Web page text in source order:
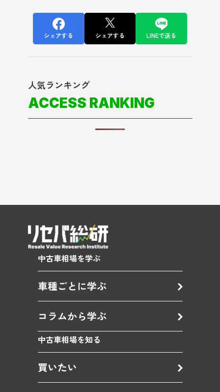
シェアする シェアする LINEで送る
人気ランキング
ACCESS RANKING
中古車相場を学ぶ
車種ごとに学ぶ
コラムから学ぶ
中古車相場を知る
買いたい